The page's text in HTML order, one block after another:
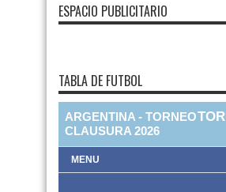
ESPACIO PUBLICITARIO
TABLA DE FUTBOL